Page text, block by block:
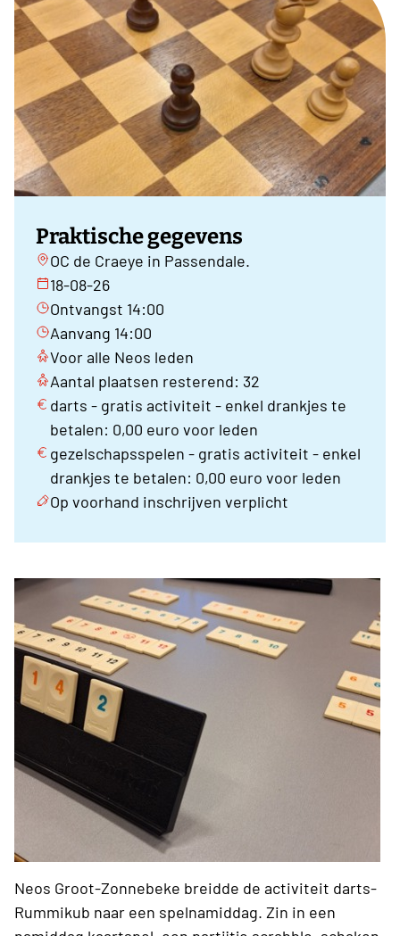
Praktische gegevens
OC de Craeye in Passendale.
18-08-26
Ontvangst 14:00
Aanvang 14:00
Voor alle Neos leden
Aantal plaatsen resterend: 32
darts - gratis activiteit - enkel drankjes te
betalen: 0,00 euro voor leden
gezelschapsspelen - gratis activiteit - enkel
drankjes te betalen: 0,00 euro voor leden
Op voorhand inschrijven verplicht
Neos Groot-Zonnebeke breidde de activiteit darts-
Rummikub naar een spelnamiddag. Zin in een